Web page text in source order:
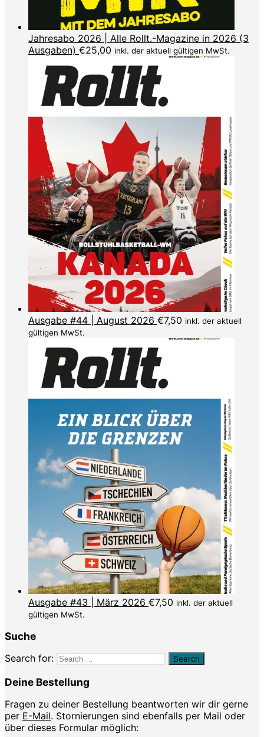
Jahresabo 2026 | Alle Rollt.-Magazine in 2026 (3
Ausgaben) €25,00 inkl. der aktuell gültigen MwSt.
Ausgabe #44 | August 2026 €7,50 inkl. der aktuell
gültigen MwSt.
Ausgabe #43 | März 2026 €7,50 inkl. der aktuell
gültigen MwSt.
Suche
Search for:
Deine Bestellung
Fragen zu deiner Bestellung beantworten wir dir gerne
per E-Mail. Stornierungen sind ebenfalls per Mail oder
über dieses Formular möglich: